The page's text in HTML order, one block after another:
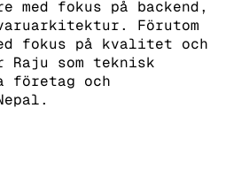
fokus på backend,
Förutom
fokus på kvalitet och
Raju som teknisk
företag och